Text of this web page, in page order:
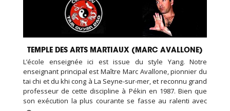
TEMPLE DES ARTS MARTIAUX (MARC AVALLONE)
L’école enseignée ici est issue du style Yang. Notre
enseignant principal est Maître Marc Avallone, pionnier du
tai chi et du khi cong à La Seyne-sur-mer, et reconnu grand
professeur de cette discipline à Pékin en 1987. Bien que
son exécution la plus courante se fasse au ralenti avec